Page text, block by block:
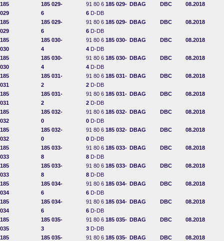
185
029
185 029-
6
91 80 6 185 029-
6 D-DB
DBAG DBC 08.2018
185
029
185 029-
6
91 80 6 185 029-
6 D-DB
DBAG DBC 08.2018
185
030
185 030-
4
91 80 6 185 030-
4 D-DB
DBAG DBC 08.2018
185
030
185 030-
4
91 80 6 185 030-
4 D-DB
DBAG DBC 08.2018
185
031
185 031-
2
91 80 6 185 031-
2 D-DB
DBAG DBC 08.2018
185
031
185 031-
2
91 80 6 185 031-
2 D-DB
DBAG DBC 08.2018
185
032
185 032-
0
91 80 6 185 032-
0 D-DB
DBAG DBC 08.2018
185
032
185 032-
0
91 80 6 185 032-
0 D-DB
DBAG DBC 08.2018
185
033
185 033-
8
91 80 6 185 033-
8 D-DB
DBAG DBC 08.2018
185
033
185 033-
8
91 80 6 185 033-
8 D-DB
DBAG DBC 08.2018
185
034
185 034-
6
91 80 6 185 034-
6 D-DB
DBAG DBC 08.2018
185
034
185 034-
6
91 80 6 185 034-
6 D-DB
DBAG DBC 08.2018
185
035
185 035-
3
91 80 6 185 035-
3 D-DB
DBAG DBC 08.2018
185
185 035-
91 80 6 185 035- DBAG DBC 08.2018